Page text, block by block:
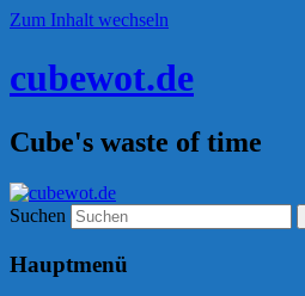
Zum Inhalt wechseln
cubewot.de
Cube's waste of time
Suchen
Hauptmenü